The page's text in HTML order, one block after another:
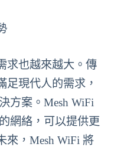
求也越來越大。傳
足現代人的需求，
方案。Mesh WiFi
網絡，可以提供更
來，Mesh WiFi 將